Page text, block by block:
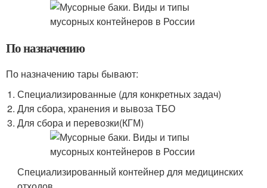
По назначению
По назначению тары бывают:
Специализированные (для конкретных задач)
Для сбора, хранения и вывоза ТБО
Для сбора и перевозки(КГМ)
Специализированный контейнер для медицинских